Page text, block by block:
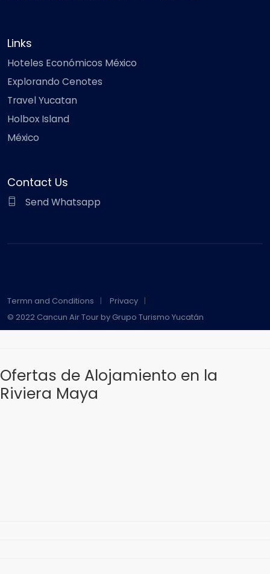
Links
Hoteles Económicos México
Explorando Cenotes
Travel Yucatan
Holbox Island
México
Contact Us
Send Whatsapp
Termn and Conditions
Privacy
© 2022 Cancun Air Tour by Grupo Turismo Yucatán
Ofertas de Alojamiento en la
Riviera Maya